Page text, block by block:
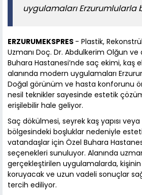
uygulamaları Erzurumlularla
ERZURUMEKSPRES - Plastik,
Uzmanı Doç. Dr. Abdulkerim Olğun
Buhara Hastanesi’nde saç ekimi, kaş
alanında modern uygulamaları
Doğal görünüm ve hasta konforunu
nesil teknikler sayesinde estetik
erişilebilir hale geliyor.
Saç dökülmesi, seyrek kaş yapısı veya
bölgesindeki boşluklar nedeniyle
vatandaşlar için Özel Buhara
seçenekleri sunuluyor. Alanında
gerçekleştirilen uygulamalarda,
koruyacak ve uzun vadeli sonuçlar
tercih ediliyor.